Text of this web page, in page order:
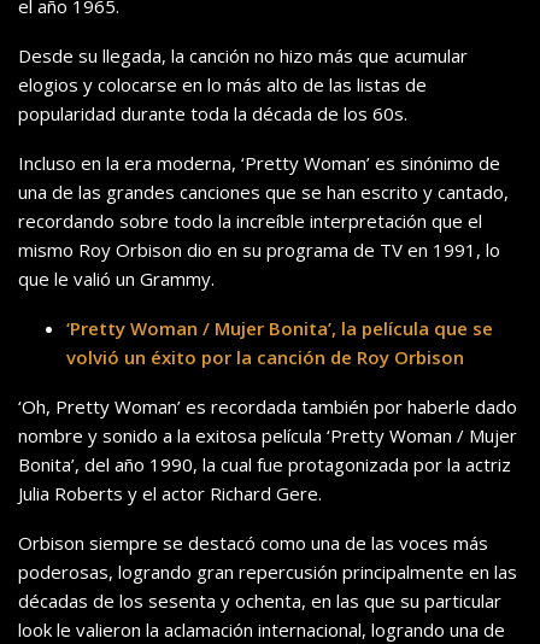
el año 1965.
Desde su llegada, la canción no hizo más que acumular
elogios y colocarse en lo más alto de las listas de
popularidad durante toda la década de los 60s.
Incluso en la era moderna, ‘Pretty Woman’ es sinónimo de
una de las grandes canciones que se han escrito y cantado,
recordando sobre todo la increíble interpretación que el
mismo Roy Orbison dio en su programa de TV en 1991, lo
que le valió un Grammy.
‘Pretty Woman / Mujer Bonita’, la película que se
volvió un éxito por la canción de Roy Orbison
‘Oh, Pretty Woman’ es recordada también por haberle dado
nombre y sonido a la exitosa película ‘Pretty Woman / Mujer
Bonita’, del año 1990, la cual fue protagonizada por la actriz
Julia Roberts y el actor Richard Gere.
Orbison siempre se destacó como una de las voces más
poderosas, logrando gran repercusión principalmente en las
décadas de los sesenta y ochenta, en las que su particular
look le valieron la aclamación internacional, logrando una de